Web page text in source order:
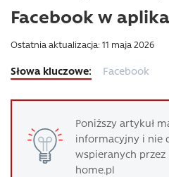
Facebook w
Ostatnia aktualizacja: 11 maja 2026
Facebook
Poniższy artykuł
informacyjny i nie
wspieranych przez
home.pl